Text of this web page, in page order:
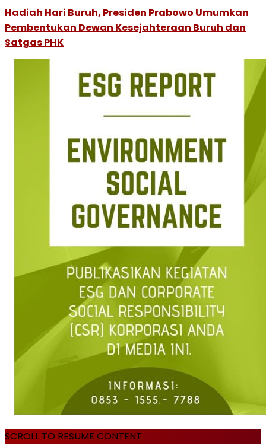
Hadiah Hari Buruh, Presiden Prabowo Umumkan
Pembentukan Dewan Kesejahteraan Buruh dan
Satgas PHK
SCROLL TO RESUME CONTENT